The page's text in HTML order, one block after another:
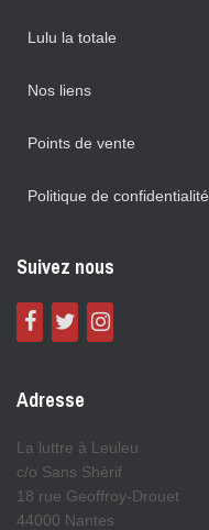
Lulu la totale
Nos liens
Points de vente
Politique de confidentialité
Suivez nous
Adresse
La luttre à Leuleu
c/o Sans Shérif
18 rue Geoffroy-Drouet
44000 Nantes